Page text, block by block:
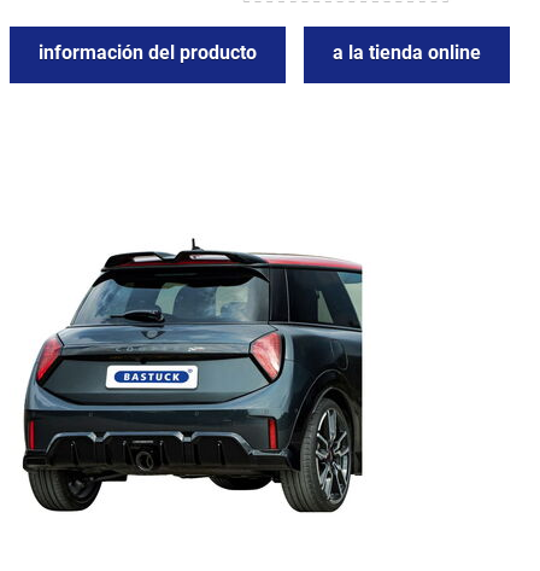
información del producto a la tienda online